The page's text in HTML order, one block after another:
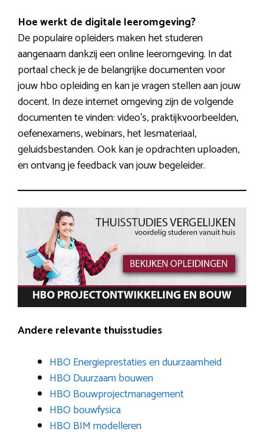
Hoe werkt de digitale leeromgeving?
De populaire opleiders maken het studeren
aangenaam dankzij een online leeromgeving. In dat
portaal check je de belangrijke documenten voor
jouw hbo opleiding en kan je vragen stellen aan jouw
docent. In deze internet omgeving zijn de volgende
documenten te vinden: video’s, praktijkvoorbeelden,
oefenexamens, webinars, het lesmateriaal,
geluidsbestanden. Ook kan je opdrachten uploaden,
en ontvang je feedback van jouw begeleider.
Andere relevante thuisstudies
HBO Energieprestaties en duurzaamheid
HBO Duurzaam bouwen
HBO Bouwprojectmanagement
HBO bouwfysica
HBO BIM modelleren